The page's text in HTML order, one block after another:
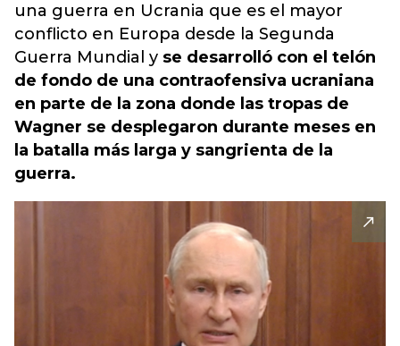
una guerra en Ucrania que es el mayor
conflicto en Europa desde la Segunda
Guerra Mundial y se desarrolló con el telón
de fondo de una contraofensiva ucraniana
en parte de la zona donde las tropas de
Wagner se desplegaron durante meses en
la batalla más larga y sangrienta de la
guerra.